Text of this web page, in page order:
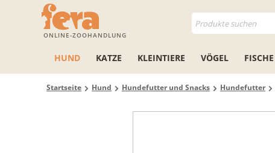
ONLINE-ZOOHANDLUNG
HUND KATZE KLEINTIERE VÖGEL FISCHE
Startseite Hund Hundefutter und Snacks Hundefutter